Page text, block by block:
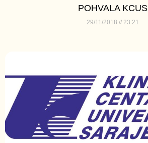
POHVALA KCUS
29/11/2018 23:21